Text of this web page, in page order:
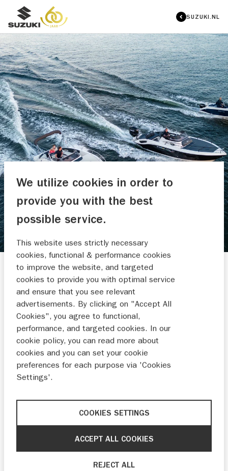
SUZUKI.NL
WORMER WATERSPORT
Veerdijk 26
1531 MS WORMER
06 27299912
info@wormerwatersport.nl
BUITENBOORD-
MOTOREN
NIEUWS EN
ACTIES
We utilize cookies in order to
provide you with the best
possible service.
This website uses strictly necessary
cookies, functional & performance cookies
to improve the website, and targeted
cookies to provide you with optimal service
and ensure that you see relevant
advertisements. By clicking on "Accept All
Cookies", you agree to functional,
performance, and targeted cookies. In our
cookie policy, you can read more about
cookies and you can set your cookie
preferences for each purpose via 'Cookies
Settings'.
COOKIES SETTINGS
REJECT ALL
ACCEPT ALL COOKIES